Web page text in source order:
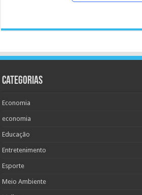
Categorias
Economia
economia
Educação
Entretenimento
Esporte
Meio Ambiente